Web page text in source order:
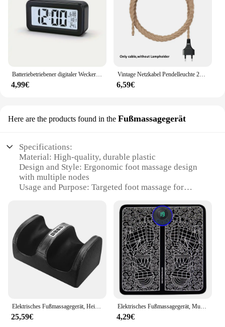
4,99€
Vintage Netzkabel Pendelleuchte 2M Hanfseil Kabel E26 E27 Lampenfassung Sockel EU Stecker Schalter Industrielle Pendelleuchte
6,59€
Here are the products found in the Fußmassagegerät
Specifications:
Material: High-quality, durable plastic
Design and Style: Ergonomic foot massage design
with multiple nodes
Usage and Purpose: Targeted foot massage for
Performance and Property: Strong vibration motors
for effective massage
Shape or Size or Weight or Quantity: Compact and
lightweight for easy storage
Parts and Accessories: Comes with a convenient
remote control for adjustable settings
Features:
**Unmatched Comfort and Relaxation**
The masssagegerät Fußmassagegerät is a
25,59€ 4,29€